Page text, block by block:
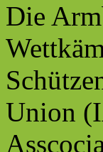
Die
Union